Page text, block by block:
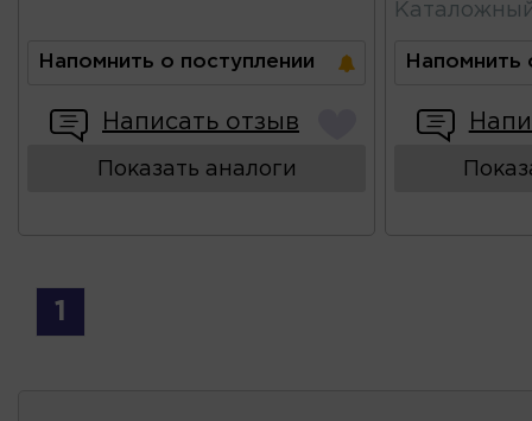
Напомнить о поступлении
Написать отзыв
Показать аналоги
Напомнить
1